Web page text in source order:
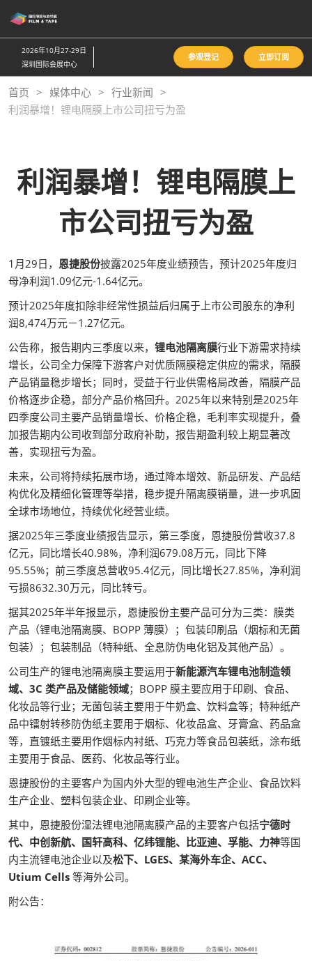
接
跳
至
内
容
2026年10月27-29日
深圳国际会展中心
参观登记 立即订阅
首页 媒体中心
行业新闻
利润暴增！锂电隔膜上市公司扭亏为盈
利润暴增！锂电隔膜上
市公司扭亏为盈
1月29日， 恩捷股份披露2025年度业绩预告，预计2025年度归
母净利润1.09亿元-1.64亿元。
预计2025年度扣除非经常性损益后归属于上市公司股东的净利
润8,474万元－1.27亿元。
公告称，报告期内三季度以来， 锂电池隔离膜行业下游需求持续
增长，公司全力保障下游客户对优质隔膜稳定供应的需求，隔膜
产品销量稳步增长；同时，受益于行业供需格局改善，隔膜产品
价格逐步企稳，部分产品价格回升。2025年以来特别是2025年
四季度公司主要产品销量增长、价格企稳，毛利率实现提升，叠
加报告期内公司收到部分政府补助，报告期盈利较上期显著改
善，实现扭亏为盈。
未来，公司将持续拓展市场，通过降本增效、新品研发、产品结
构优化及精细化管理等举措，稳步提升隔离膜销量，进一步巩固
全球市场地位，持续优化经营业绩。
据2025年三季度业绩报告显示，第三季度，恩捷股份营收37.8
亿元，同比增长40.98%，净利润679.08万元，同比下降
95.55%；前三季度总营收95.4亿元，同比增长27.85%，净利润
亏损8632.30万元，同比转亏。
据其2025年半年报显示，恩捷股份主要产品可分为三类：膜类
产品（锂电池隔离膜、BOPP 薄膜）；包装印刷品（烟标和无菌
包装）；包装制品（特种纸、全息防伪电化铝及其他产品）。
公司生产的锂电池隔离膜主要运用于新能源汽车锂电池制造领
域、3C 类产品及储能领域；BOPP 膜主要应用于印刷、食品、
化妆品等行业；无菌包装主要用于牛奶盒、饮料盒等；特种纸产
品中镭射转移防伪纸主要用于烟标、化妆品盒、牙膏盒、药品盒
等，直镀纸主要用作烟标内衬纸、巧克力等食品包装纸，涂布纸
主要用于食品、医药、化妆品等行业。
恩捷股份的主要客户为国内外大型的锂电池生产企业、食品饮料
生产企业、塑料包装企业、印刷企业等。
其中，恩捷股份湿法锂电池隔离膜产品的主要客户包括宁德时
代、中创新航、国轩高科、亿纬锂能、比亚迪、孚能、力神等国
内主流锂电池企业以及松下、LGES、某海外车企、ACC、
Utium Cells 等海外公司。
附公告：